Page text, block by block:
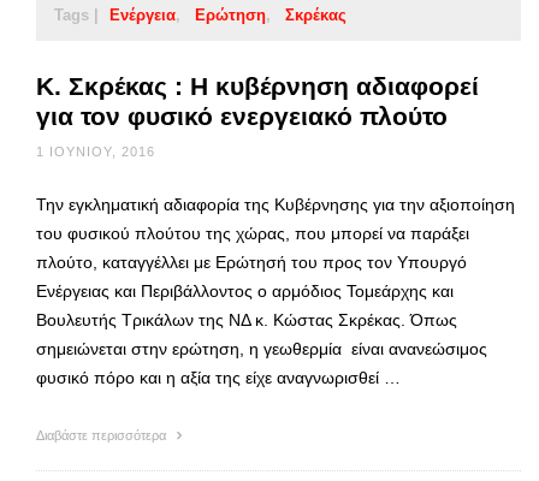
Tags | Ενέργεια Ερώτηση Σκρέκας
Κ. Σκρέκας : Η κυβέρνηση αδιαφορεί
για τον φυσικό ενεργειακό πλούτο
1 ΙΟΥΝΊΟΥ, 2016
Την εγκληματική αδιαφορία της Κυβέρνησης για την αξιοποίηση
του φυσικού πλούτου της χώρας, που μπορεί να παράξει
πλούτο, καταγγέλλει με Ερώτησή του προς τον Υπουργό
Ενέργειας και Περιβάλλοντος ο αρμόδιος Τομεάρχης και
Βουλευτής Τρικάλων της ΝΔ κ. Κώστας Σκρέκας. Όπως
σημειώνεται στην ερώτηση, η γεωθερμία είναι ανανεώσιμος
φυσικό πόρο και η αξία της είχε αναγνωρισθεί …
Διαβάστε περισσότερα